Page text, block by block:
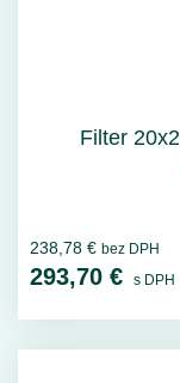
Filter
238,78 € bez DPH
293,70 € s DPH